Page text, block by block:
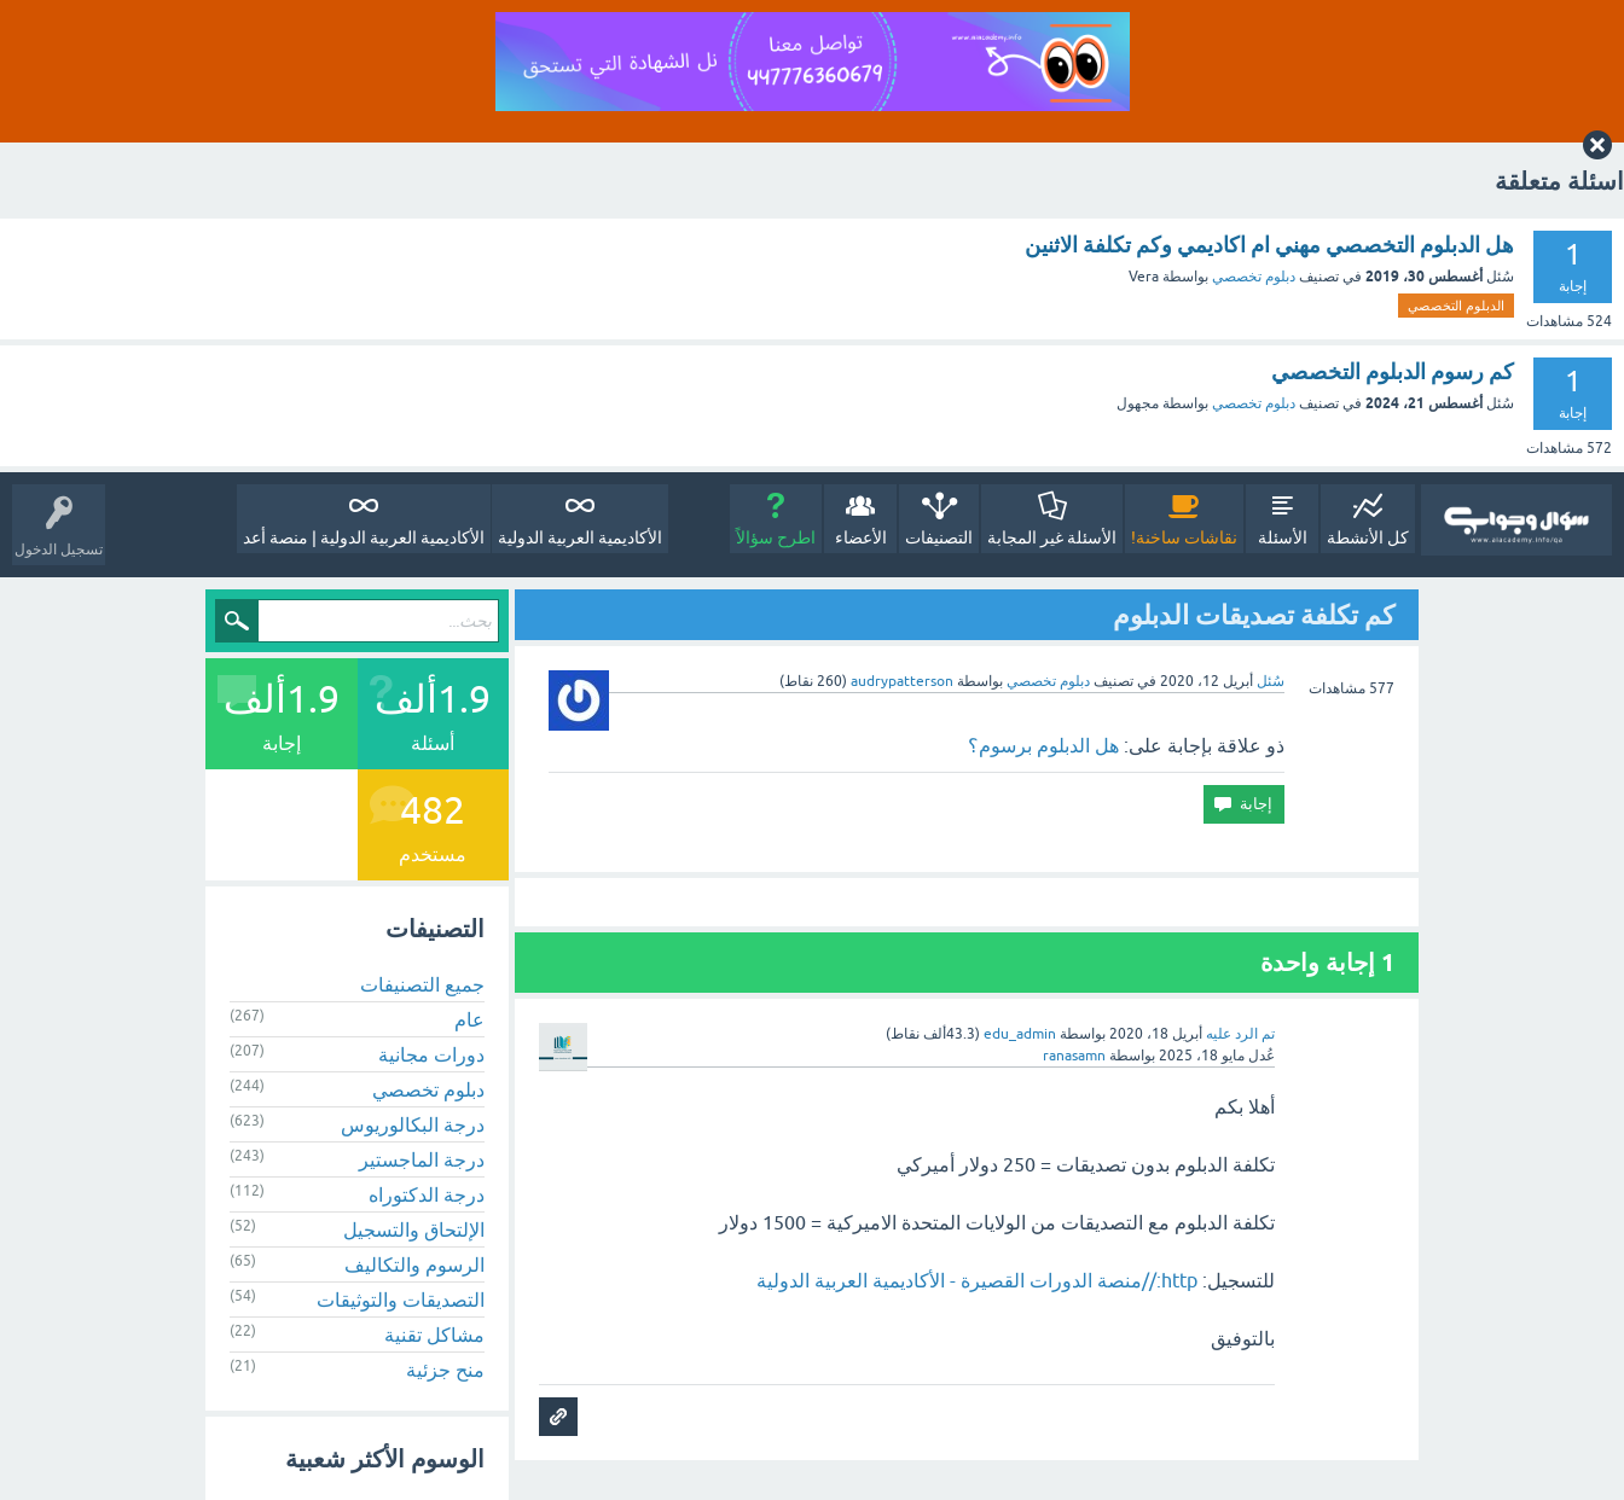
اسئلة متعلقة
1
إجابة
524 مشاهدات
هل الدبلوم التخصصي مهني ام اكاديمي وكم تكلفة الاثنين
سُئل أغسطس 30، 2019 في تصنيف دبلوم تخصصي بواسطة Vera
الدبلوم التخصصي
1
إجابة
572 مشاهدات
كم رسوم الدبلوم التخصصي
سُئل أغسطس 21، 2024 في تصنيف دبلوم تخصصي بواسطة مجهول
تسجيل الدخول
كل الأنشطة الأسئلة نقاشات ساخنة! الأسئلة غير المجابة التصنيفات الأعضاء اطرح سؤالاً الأكاديمية العربية الدولية | منصة أعد الأكاديمية العربية الدولية
كم تكلفة تصديقات الدبلوم
577 مشاهدات سُئل أبريل 12، 2020 في تصنيف دبلوم تخصصي بواسطة audrypatterson
(
260 نقاط)
ذو علاقة بإجابة على: هل الدبلوم برسوم؟
1 إجابة واحدة
تم الرد عليه أبريل 18، 2020 بواسطة edu_admin
(43.3ألف
نقاط)
عُدل مايو 18، 2025 بواسطة ranasamn
أهلا بكم
تكلفة الدبلوم بدون تصديقات = 250 دولار أميركي
تكلفة الدبلوم مع التصديقات من الولايات المتحدة الاميركية = 1500 دولار
للتسجيل:http://منصة الدورات القصيرة - الأكاديمية العربية الدولية
بالتوفيق
1.9ألف
أسئلة
1.9ألف
إجابة
482
مستخدم
التصنيفات
جميع التصنيفات
عام
(267)
دورات مجانية (207)
دبلوم تخصصي (244)
درجة البكالوريوس (623)
درجة الماجستير (243)
درجة الدكتوراه (112)
الإلتحاق والتسجيل (52)
الرسوم والتكاليف (65)
التصديقات والتوثيقات (54)
مشاكل تقنية (22)
منح جزئية (21)
الوسوم الأكثر شعبية